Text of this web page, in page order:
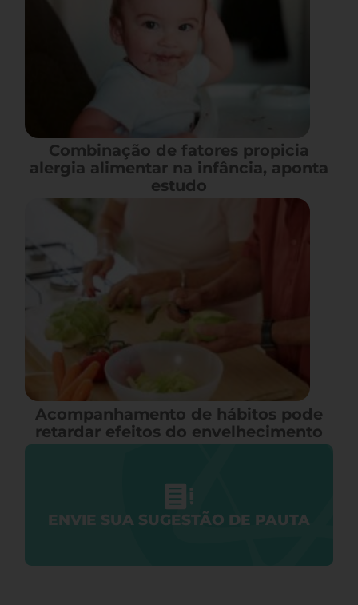
Combinação de fatores propicia
alergia alimentar na infância, aponta
estudo
Acompanhamento de hábitos pode
retardar efeitos do envelhecimento
ENVIE SUA SUGESTÃO DE PAUTA